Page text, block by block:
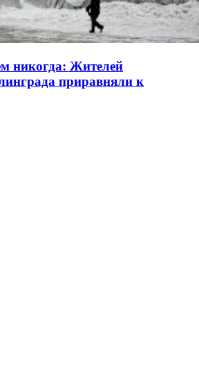
никогда: Жителей
приравняли к